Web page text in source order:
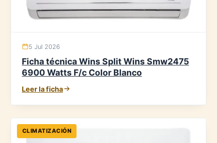
5 Jul 2026
Ficha técnica Wins Split Wins Smw2475
6900 Watts F/c Color Blanco
Leer la ficha
CLIMATIZACIÓN